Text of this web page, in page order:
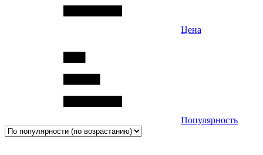
Цена
Популярность